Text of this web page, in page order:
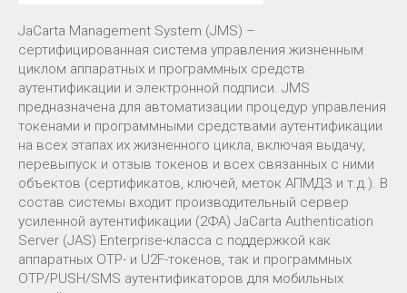
JaCarta Management System (JMS) –
сертифицированная система управления жизненным
циклом аппаратных и программных средств
аутентификации и электронной подписи. JMS
предназначена для автоматизации процедур управления
токенами и программными средствами аутентификации
на всех этапах их жизненного цикла, включая выдачу,
перевыпуск и отзыв токенов и всех связанных с ними
объектов (сертификатов, ключей, меток АПМДЗ и т.д.). В
состав системы входит производительный сервер
усиленной аутентификации (2ФА) JaCarta Authentication
Server (JAS) Enterprise-класса с поддержкой как
аппаратных OTP- и U2F-токенов, так и программных
OTP/PUSH/SMS аутентификаторов для мобильных